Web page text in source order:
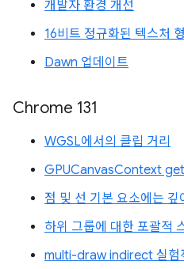
개발자 환경 개선
16비트 정규화된 텍스처
Dawn 업데이트
Chrome 131
WGSL에서의 클립 거리
GPUCanvasContext
점 및 선 기본 요소에는
하위 그룹에 대한 포괄적
multi-draw indirect 실험